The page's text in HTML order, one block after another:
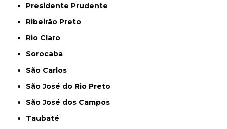
Presidente Prudente
Ribeirão Preto
Rio Claro
Sorocaba
São Carlos
São José do Rio Preto
São José dos Campos
Taubaté